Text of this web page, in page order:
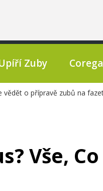
Zuby
vědět o přípravě zubů na
Vše,